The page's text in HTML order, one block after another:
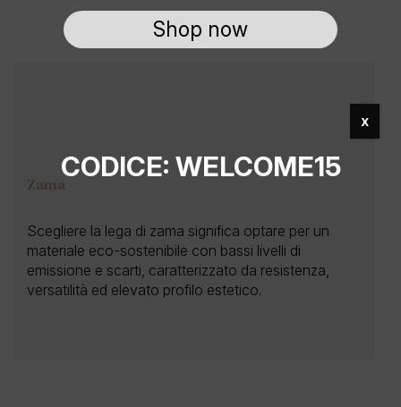
Zama
Scegliere la lega di zama significa optare per un
materiale eco-sostenibile con bassi livelli di
emissione e scarti, caratterizzato da resistenza,
versatilità ed elevato profilo estetico.
CODICE: WELCOME15
Shop now
x